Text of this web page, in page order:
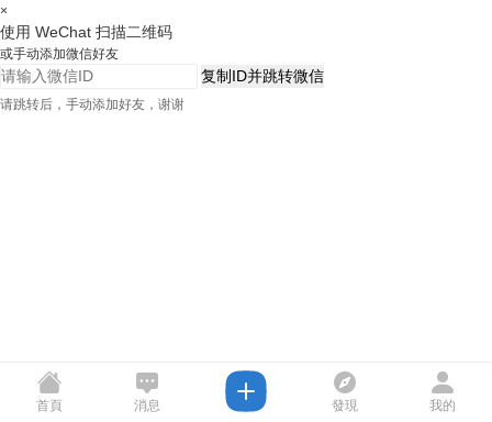
×
使用 WeChat 扫描二维码
或手动添加微信好友
复制ID并跳转微信
请跳转后，手动添加好友，谢谢
首頁 消息 發現 我的